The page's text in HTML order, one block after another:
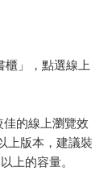
」，點選線上
的線上瀏覽效
上版本，建議裝
上的容量。